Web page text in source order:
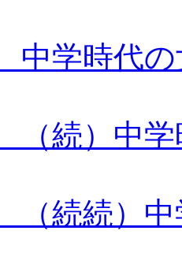
学時代の
続）中学
続続）中